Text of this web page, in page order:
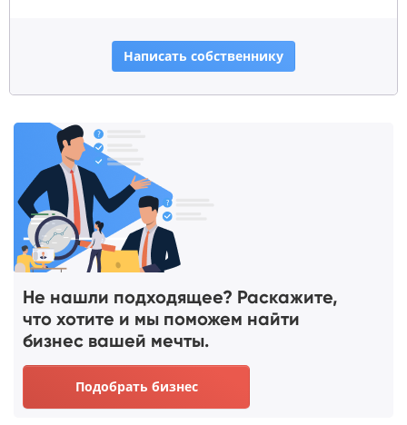
Написать собственнику
Не нашли подходящее? Раскажите,
что хотите и мы поможем найти
бизнес вашей мечты.
Подобрать бизнес